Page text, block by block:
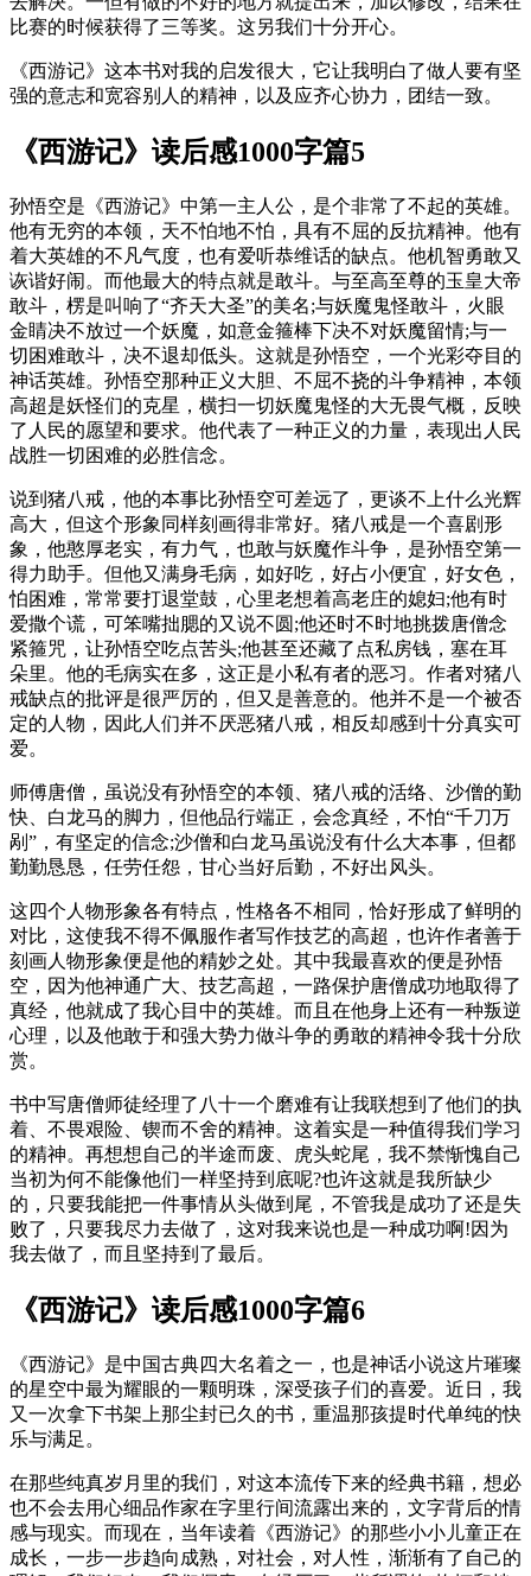
比赛的时候获得了三等奖。这另我们十分开心。
《西游记》这本书对我的启发很大，它让我明白了做人要有坚
强的意志和宽容别人的精神，以及应齐心协力，团结一致。
《西游记》读后感1000字篇5
孙悟空是《西游记》中第一主人公，是个非常了不起的英雄。
他有无穷的本领，天不怕地不怕，具有不屈的反抗精神。他有
着大英雄的不凡气度，也有爱听恭维话的缺点。他机智勇敢又
诙谐好闹。而他最大的特点就是敢斗。与至高至尊的玉皇大帝
敢斗，楞是叫响了“齐天大圣”的美名;与妖魔鬼怪敢斗，火眼
金睛决不放过一个妖魔，如意金箍棒下决不对妖魔留情;与一
切困难敢斗，决不退却低头。这就是孙悟空，一个光彩夺目的
神话英雄。孙悟空那种正义大胆、不屈不挠的斗争精神，本领
高超是妖怪们的克星，横扫一切妖魔鬼怪的大无畏气概，反映
了人民的愿望和要求。他代表了一种正义的力量，表现出人民
战胜一切困难的必胜信念。
说到猪八戒，他的本事比孙悟空可差远了，更谈不上什么光辉
高大，但这个形象同样刻画得非常好。猪八戒是一个喜剧形
象，他憨厚老实，有力气，也敢与妖魔作斗争，是孙悟空第一
得力助手。但他又满身毛病，如好吃，好占小便宜，好女色，
怕困难，常常要打退堂鼓，心里老想着高老庄的媳妇;他有时
爱撒个谎，可笨嘴拙腮的又说不圆;他还时不时地挑拨唐僧念
紧箍咒，让孙悟空吃点苦头;他甚至还藏了点私房钱，塞在耳
朵里。他的毛病实在多，这正是小私有者的恶习。作者对猪八
戒缺点的批评是很严厉的，但又是善意的。他并不是一个被否
定的人物，因此人们并不厌恶猪八戒，相反却感到十分真实可
爱。
师傅唐僧，虽说没有孙悟空的本领、猪八戒的活络、沙僧的勤
快、白龙马的脚力，但他品行端正，会念真经，不怕“千刀万
剐”，有坚定的信念;沙僧和白龙马虽说没有什么大本事，但都
勤勤恳恳，任劳任怨，甘心当好后勤，不好出风头。
这四个人物形象各有特点，性格各不相同，恰好形成了鲜明的
对比，这使我不得不佩服作者写作技艺的高超，也许作者善于
刻画人物形象便是他的精妙之处。其中我最喜欢的便是孙悟
空，因为他神通广大、技艺高超，一路保护唐僧成功地取得了
真经，他就成了我心目中的英雄。而且在他身上还有一种叛逆
心理，以及他敢于和强大势力做斗争的勇敢的精神令我十分欣
赏。
书中写唐僧师徒经理了八十一个磨难有让我联想到了他们的执
着、不畏艰险、锲而不舍的精神。这着实是一种值得我们学习
的精神。再想想自己的半途而废、虎头蛇尾，我不禁惭愧自己
当初为何不能像他们一样坚持到底呢?也许这就是我所缺少
的，只要我能把一件事情从头做到尾，不管我是成功了还是失
败了，只要我尽力去做了，这对我来说也是一种成功啊!因为
我去做了，而且坚持到了最后。
《西游记》读后感1000字篇6
《西游记》是中国古典四大名着之一，也是神话小说这片璀璨
的星空中最为耀眼的一颗明珠，深受孩子们的喜爱。近日，我
又一次拿下书架上那尘封已久的书，重温那孩提时代单纯的快
乐与满足。
在那些纯真岁月里的我们，对这本流传下来的经典书籍，想必
也不会去用心细品作家在字里行间流露出来的，文字背后的情
感与现实。而现在，当年读着《西游记》的那些小小儿童正在
成长，一步一步趋向成熟，对社会，对人性，渐渐有了自己的